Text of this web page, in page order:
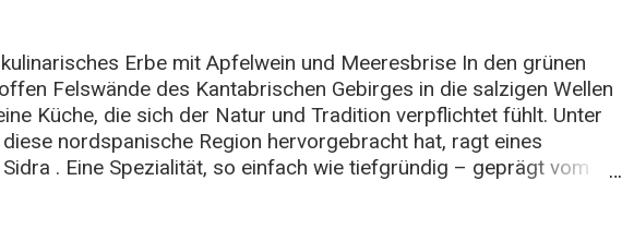
Erbe mit Apfelwein und Meeresbrise In den grünen
Felswände des Kantabrischen Gebirges in die salzigen Wellen
Küche, die sich der Natur und Tradition verpflichtet fühlt. Unter
nordspanische Region hervorgebracht hat, ragt eines
. Eine Spezialität, so einfach wie tiefgründig – geprägt vom